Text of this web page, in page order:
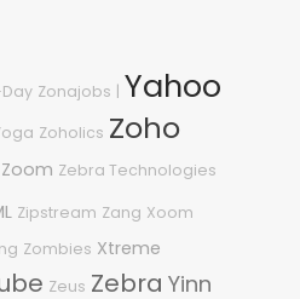
Zonajobs | Yahoo
Zoholics Zoho
Zoom Zebra Technologies
Zipstream Zang Xoom
Zombies Xtreme
Zeus Zebra Yinn